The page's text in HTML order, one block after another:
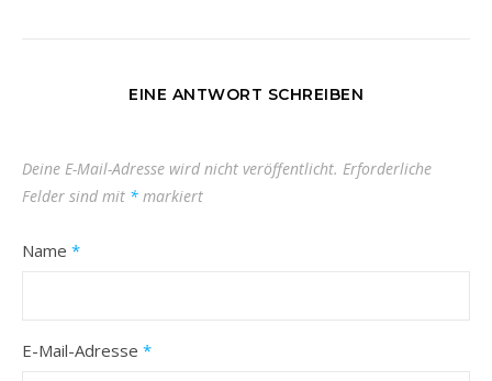
EINE ANTWORT SCHREIBEN
Deine E-Mail-Adresse wird nicht veröffentlicht. Erforderliche
Felder sind mit * markiert
Name *
E-Mail-Adresse *